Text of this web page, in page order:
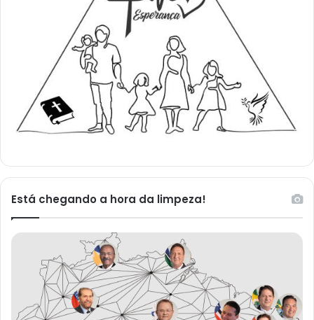
Está chegando a hora da limpeza!